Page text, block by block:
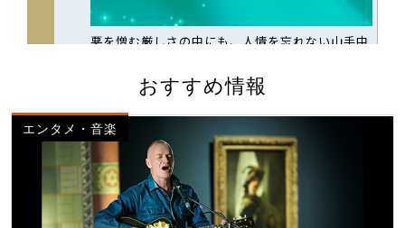
おすすめ情報
エンタメ・音楽